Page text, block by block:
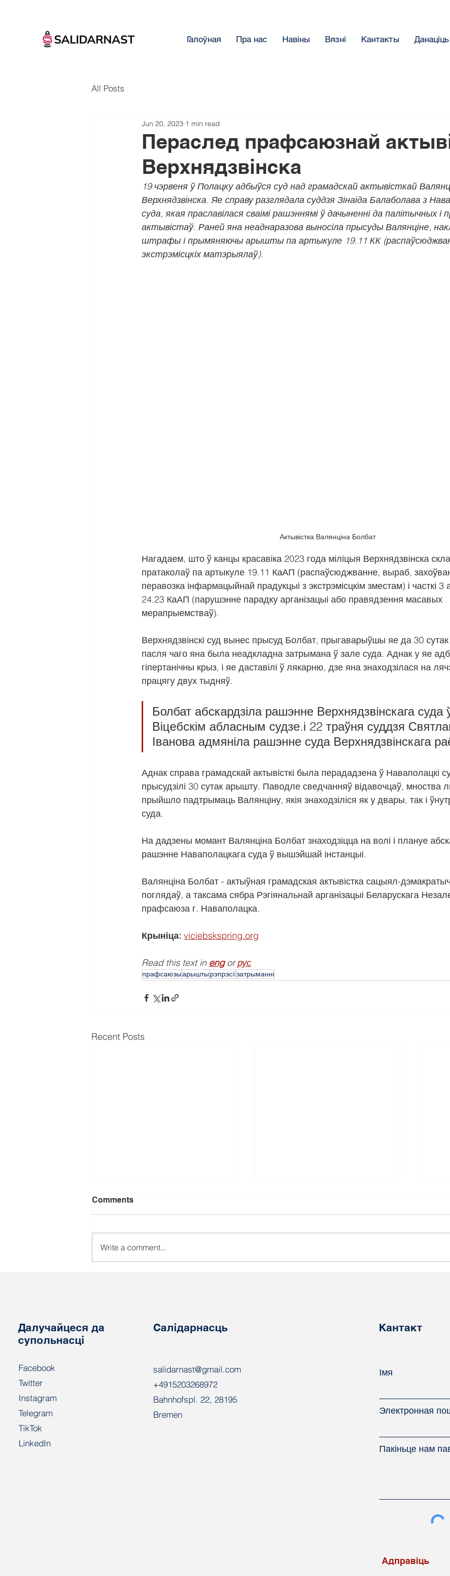
Галоўная Пра нас Навіны Вязнi Кантакты Данацiць
All Posts
Пераслед прафсаюзнай
Верхнядзвінска
Jun 20, 2023 1 min read
19 чэрвеня ў Полацку адбыўся суд над грамадскай актывісткай
Верхнядзвінска. Яе справу разглядала суддзя Зінаіда Балаболава з
суда, якая праславілася сваімі рашэннямі ў дачыненні да палітычных
актывістаў. Раней яна неаднаразова выносіла прысуды Валянціне,
штрафы і прымяняючы арышты па артыкуле 19.11 КК
экстрэмісцкіх матэрыялаў).
Актывістка Валянціна Болбат
Нагадаем, што ў канцы красавіка 2023 года міліцыя Верхнядзвінска
пратаколаў па артыкуле 19.11 КаАП (распаўсюджванне, выраб,
перавозка інфармацыйнай прадукцыі з экстрэмісцкім зместам) і часткі 3
24.23 КаАП (парушэнне парадку арганізацыі або правядзення масавых
мерапрыемстваў).
Верхнядзвінскі суд вынес прысуд Болбат, прыгаварыўшы яе да 30
пасля чаго яна была неадкладна затрымана ў зале суда. Аднак у яе
гіпертанічны крыз, і яе даставілі ў лякарню, дзе яна знаходзілася на
працягу двух тыдняў.
Болбат абскардзіла рашэнне Верхнядзвінскага суда
Віцебскім абласным судзе.і 22 траўня суддзя
Іванова адмяніла рашэнне суда Верхнядзвінскага
Аднак справа грамадскай актывісткі была перададзена ў Наваполацкі
прысудзілі 30 сутак арышту. Паводле сведчанняў відавочцаў, мноства
прыйшло падтрымаць Валянціну, якія знаходзіліся як у двары, так і
суда.
На дадзены момант Валянціна Болбат знаходзіцца на волі і плануе
рашэнне Наваполацкага суда ў вышэйшай інстанцыі.
Валянціна Болбат - актыўная грамадская актывістка сацыял-
поглядаў, а таксама сябра Рэгіянальнай арганізацыі Беларускага
прафсаюза г. Наваполацка.
Крыніца: viciebskspring.org
Read this text in eng or рус
прафсаюзыарыштырэпрэсiiзатрыманні
Recent Posts
Comments
Write a comment...
Далучайцеся да
супольнасці
Facebook
Twitter
Instagram
Telegram
TikTok
LinkedIn
Салідарнасць
salidarnast@gmail.com
+4915203268972
Bahnhofspl. 22, 28195
Bremen
Кантакт
Імя
Электронная
Пакіньце нам
Адправiць